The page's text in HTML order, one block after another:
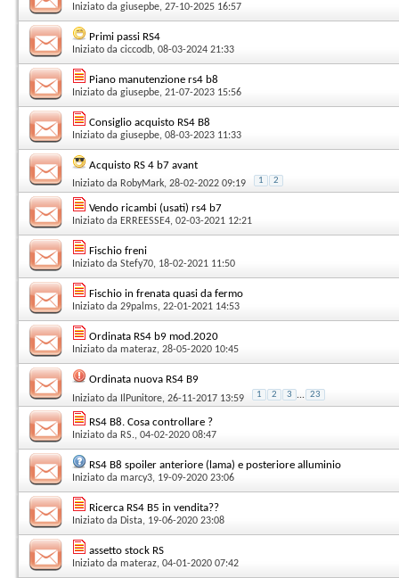
Iniziato da giusepbe, 27-10-2025 16:57
Primi passi RS4
Iniziato da ciccodb, 08-03-2024 21:33
Piano manutenzione rs4 b8
Iniziato da giusepbe, 21-07-2023 15:56
Consiglio acquisto RS4 B8
Iniziato da giusepbe, 08-03-2023 11:33
Acquisto RS 4 b7 avant
Iniziato da RobyMark, 28-02-2022 09:19 1 2
Vendo ricambi (usati) rs4 b7
Iniziato da ERREESSE4, 02-03-2021 12:21
Fischio freni
Iniziato da Stefy70, 18-02-2021 11:50
Fischio in frenata quasi da fermo
Iniziato da 29palms, 22-01-2021 14:53
Ordinata RS4 b9 mod.2020
Iniziato da materaz, 28-05-2020 10:45
Ordinata nuova RS4 B9
Iniziato da IlPunitore, 26-11-2017 13:59 1 2 3 ... 23
RS4 B8. Cosa controllare ?
Iniziato da RS., 04-02-2020 08:47
RS4 B8 spoiler anteriore (lama) e posteriore alluminio
Iniziato da marcy3, 19-09-2020 23:06
Ricerca RS4 B5 in vendita??
Iniziato da Dista, 19-06-2020 23:08
assetto stock RS
Iniziato da materaz, 04-01-2020 07:42